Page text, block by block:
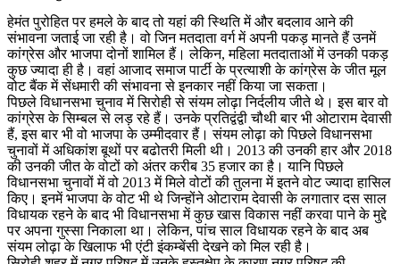
हेमंत पुरोहित पर हमले के बाद तो यहां की स्थिति में और बदलाव आने की
संभावना जताई जा रही है। वो जिन मतदाता वर्ग में अपनी पकड़ मानते हैं उनमें
कांग्रेस और भाजपा दोनों शामिल हैं। लेकिन, महिला मतदाताओं में उनकी पकड़
कुछ ज्यादा ही है। वहां आजाद समाज पार्टी के प्रत्याशी के कांग्रेस के जीत मूल
वोट बैंक में सेंधमारी की संभावना से इनकार नहीं किया जा सकता।
पिछले विधानसभा चुनाव में सिरोही से संयम लोढ़ा निर्दलीय जीते थे। इस बार वो
कांग्रेस के सिम्बल से लड़ रहे हैं। उनके प्रतिद्वंद्वी चौथी बार भी ओटाराम देवासी
हैं, इस बार भी वो भाजपा के उम्मीदवार हैं। संयम लोढ़ा को पिछले विधानसभा
चुनावों में अधिकांश बूथों पर बढोतरी मिली थी। 2013 की उनकी हार और 2018
की उनकी जीत के वोटों को अंतर करीब 35 हजार का है। यानि पिछले
विधानसभा चुनावों में वो 2013 में मिले वोटों की तुलना में इतने वोट ज्यादा हासिल
किए। इनमें भाजपा के वोट भी थे जिन्होंने ओटाराम देवासी के लगातार दस साल
विधायक रहने के बाद भी विधानसभा में कुछ खास विकास नहीं करवा पाने के मुद्दे
पर अपना गुस्सा निकाला था। लेकिन, पांच साल विधायक रहने के बाद अब
संयम लोढ़ा के खिलाफ भी एंटी इंकम्बेंसी देखने को मिल रही है।